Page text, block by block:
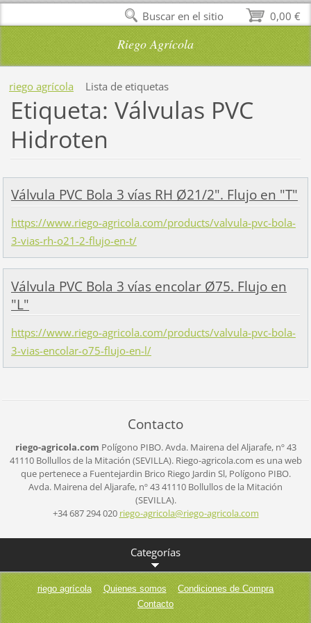
Riego Agrícola
riego agrícola Lista de etiquetas
Etiqueta: Válvulas PVC
Hidroten
Válvula PVC Bola 3 vías RH Ø21/2". Flujo en "T"
https://www.riego-agricola.com/products/valvula-pvc-bola-
3-vias-rh-o21-2-flujo-en-t/
Válvula PVC Bola 3 vías encolar Ø75. Flujo en
"L"
https://www.riego-agricola.com/products/valvula-pvc-bola-
3-vias-encolar-o75-flujo-en-l/
Contacto
riego-agricola.com Polígono PIBO.Avda. Mairena del Aljarafe, nº 43
41110 Bollullos de la Mitación (SEVILLA). Riego-agricola.com es una web
que pertenece a Fuentejardin Brico Riego Jardin Sl,Polígono PIBO.
Avda. Mairena del Aljarafe, nº 4341110 Bollullos de la Mitación
(SEVILLA).
+34 687 294 020 riego-agricola@riego-agricola.com
Categorías
riego agrícola Quienes somos
Condiciones de Compra
Contacto
0,00 €
Buscar en el sitio